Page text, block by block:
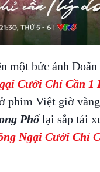
một bức ảnh
Cưới Chỉ Cần 1
phim Việt giờ
Phốlại sắp tái
Ngại Cưới Chỉ